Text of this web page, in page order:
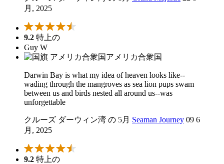
月, 2025
9.2 特上の
Guy W
アメリカ合衆国
Darwin Bay is what my idea of heaven looks like--
wading through the mangroves as sea lion pups swam
between us and birds nested all around us--was
unforgettable
クルーズ ダーウィン湾 の 5月 Seaman Journey 09 6
月, 2025
9.2 特上の